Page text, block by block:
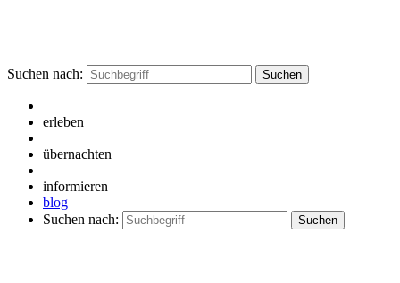
Suchen nach:
erleben
übernachten
informieren
blog
Suchen nach: